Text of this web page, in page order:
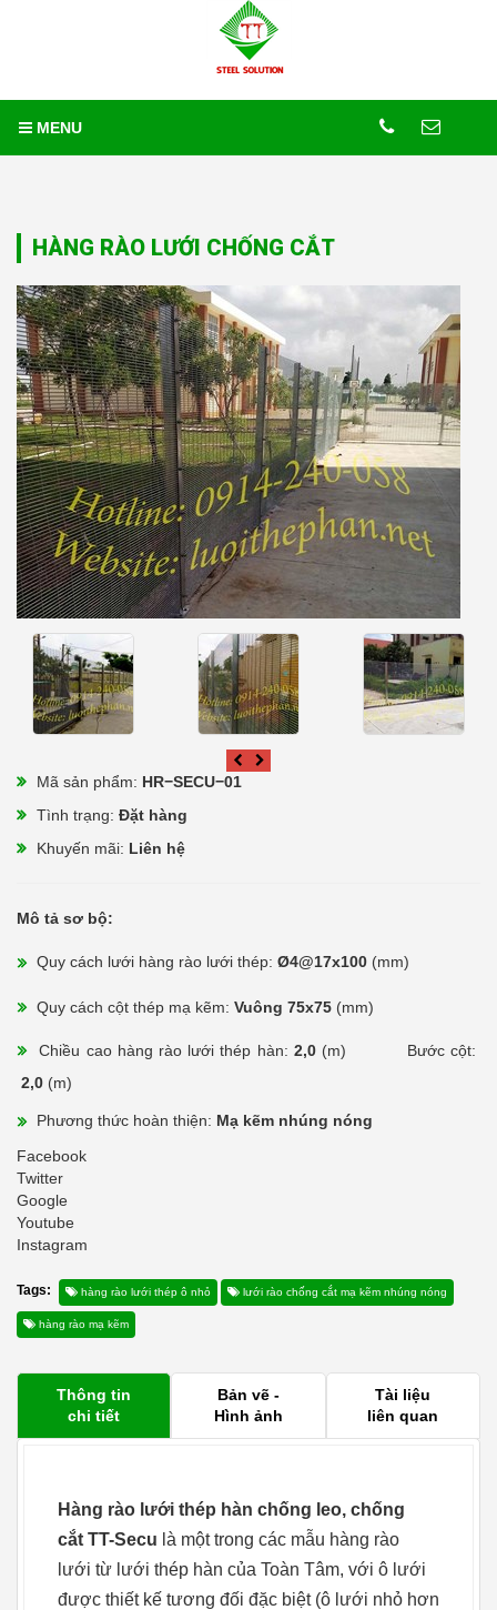
MENU
HÀNG RÀO LƯỚI CHỐNG CẮT
Mã sản phẩm: HR−SECU−01
Tình trạng: Đặt hàng
Khuyến mãi: Liên hệ
Mô tả sơ bộ:
Quy cách lưới hàng rào lưới thép: Ø4@17x100 (mm)
Quy cách cột thép mạ kẽm: Vuông 75x75 (mm)
Chiều cao hàng rào lưới thép hàn: 2,0(m)
Bước cột:
2,0 (m)
Phương thức hoàn thiện: Mạ kẽm nhúng nóng
Facebook
Twitter
Google
Youtube
Instagram
Tags: hàng rào lưới thép ô nhỏ lưới rào chống cắt mạ kẽm nhúng nóng
hàng rào mạ kẽm
Thông tin
chi tiết
Bản vẽ -
Hình ảnh
Tài liệu
liên quan
Hàng rào lưới thép hàn chống leo, chống
cắt TT-Secu là một trong các mẫu hàng rào
lưới từ lưới thép hàn của Toàn Tâm, với ô lưới
được thiết kế tương đối đặc biệt (ô lưới nhỏ hơn